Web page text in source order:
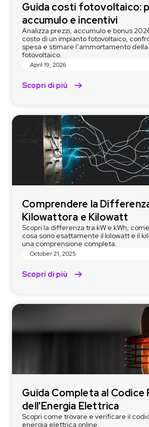
Guida costi fotovoltaico:
accumulo e incentivi
Analizza prezzi, accumulo e bonus
costo di un impianto fotovoltaico,
spesa e stimare l’ammortamento
fotovoltaico.
April 19, 2026
Scopri di più
Comprendere la
Kilowattora e Kilowatt
Scopri la differenza tra kW e kWh,
cosa sono esattamente il kilowatt e il
una comprensione completa.
October 21, 2025
Scopri di più
Guida Completa al Codice
dell'Energia Elettrica
Scopri come trovare e verificare il
energia elettrica online.